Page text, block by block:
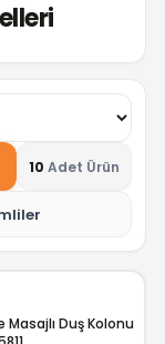
10 Adet Ürün
Masajlı Duş Kolonu